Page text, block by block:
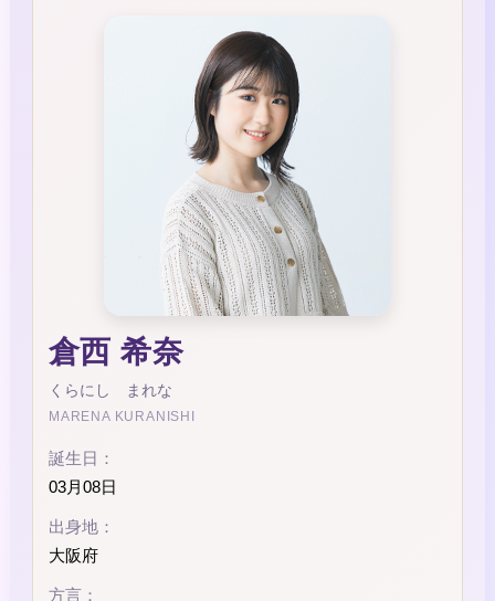
倉西 希奈
くらにし まれな
MARENA KURANISHI
誕生日：
03月08日
出身地：
大阪府
方言：